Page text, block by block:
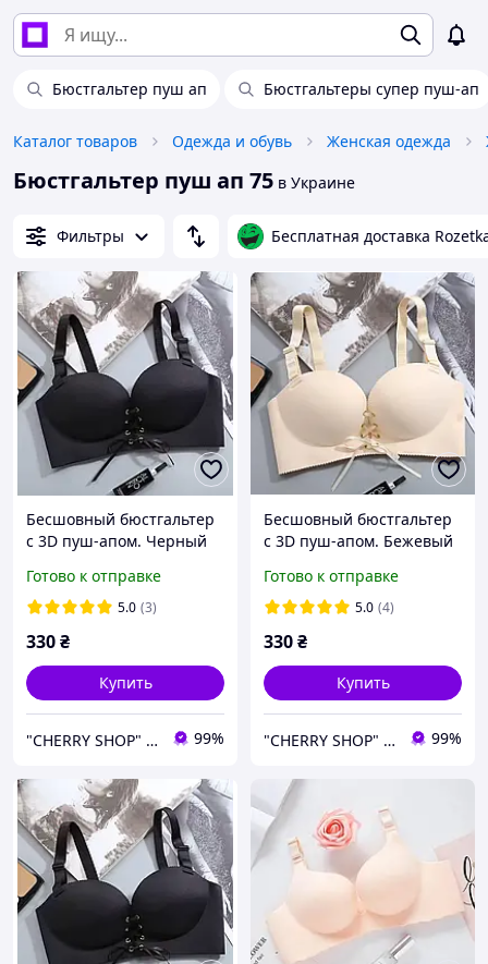
Бюстгальтер пуш ап Бюстгальтеры супер пуш-ап
Каталог товаров Одежда и обувь Женская одежда
Бюстгальтер пуш ап 75 в Украине
Фильтры Бесплатная доставка
Бесшовный бюстгальтер
с 3D пуш-апом. Черный
Готово к отправке
5.0 (3)
330₴
Купить
"CHERRY SHOP" Косметика, женская одежда и аксессуары 99%
Бесшовный бюстгальтер
с 3D пуш-апом. Бежевый
Готово к отправке
5.0 (4)
330₴
Купить
"CHERRY SHOP" Косметика, женская одежда и аксессуары 99%